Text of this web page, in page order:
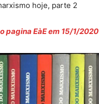
hoje, parte 2
pagina EàE em 15/1/2020